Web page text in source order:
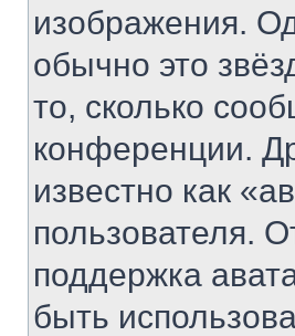
изображения.
обычно это
то, сколько
конференции.
известно как
пользователя.
поддержка
быть